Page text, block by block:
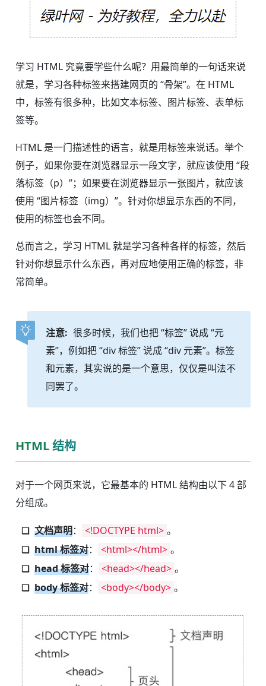
学习 HTML 究竟要学些什么呢？用最简单的一句话来说
就是，学习各种标签来搭建网页的 “骨架”。在 HTML
中，标签有很多种，比如文本标签、图片标签、表单标
签等。
HTML 是一门描述性的语言，就是用标签来说话。举个
例子，如果你要在浏览器显示一段文字，就应该使用 “段
落标签（p）”；如果要在浏览器显示一张图片，就应该
使用 “图片标签（img）”。针对你想显示东西的不同，
使用的标签也会不同。
总而言之，学习 HTML 就是学习各种各样的标签，然后
针对你想显示什么东西，再对应地使用正确的标签，非
常简单。
注意: 很多时候，我们也把 “标签” 说成 “元
素”，例如把 “div 标签” 说成 “div 元素”。标签
和元素，其实说的是一个意思，仅仅是叫法不
同罢了。
HTML 结构
对于一个网页来说，它最基本的 HTML 结构由以下 4 部
分组成。
文档声明： <!DOCTYPE html> 。
html 标签对： <html></html> 。
head 标签对： <head></head> 。
body 标签对： <body></body> 。